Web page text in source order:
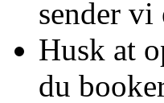
sender vi
Husk at
du